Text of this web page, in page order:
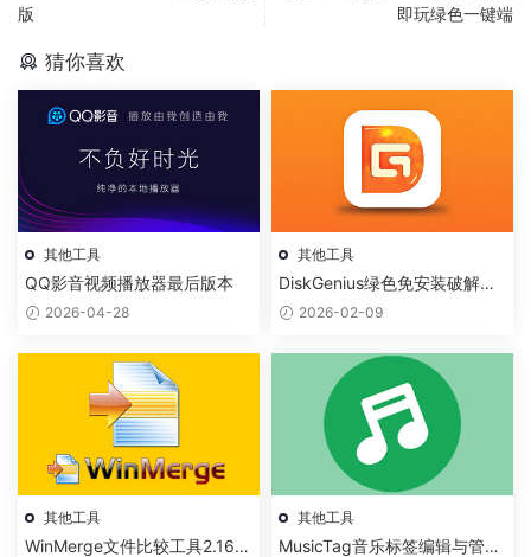
版
即玩绿色一键端
猜你喜欢
其他工具
QQ影音视频播放器最后版本
2026-04-28
其他工具
DiskGenius绿色免安装破解版
恢复U盘数据
2026-02-09
其他工具
WinMerge文件比较工具2.16.5
其他工具
MusicTag音乐标签编辑与管理